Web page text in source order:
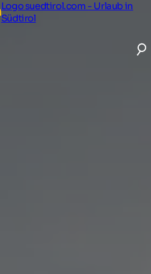
Logo suedtirol.com - Urlaub in
Südtirol